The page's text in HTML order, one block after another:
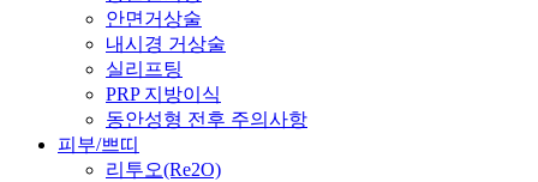
안면거상술
내시경 거상술
실리프팅
PRP 지방이식
동안성형 전후 주의사항
피부/쁘띠
리투오(Re2O)